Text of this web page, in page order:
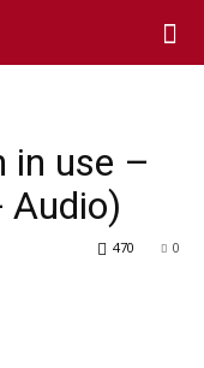
in use –
Audio)
0
470